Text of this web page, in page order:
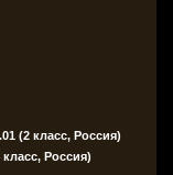
(2 класс, Россия)
Россия)